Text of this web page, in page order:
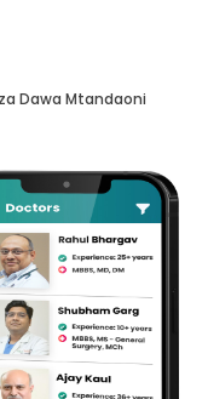
Dawa Mtandaoni